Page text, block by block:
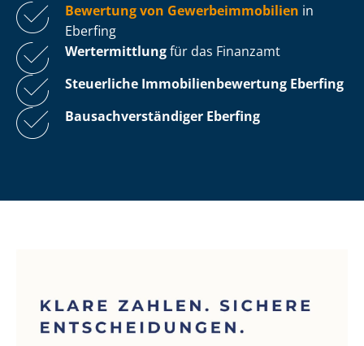
Bewertung von Ge­wer­be­im­mo­bi­li­en in
Eberfing
Wertermittlungfür das Finanzamt
Steuerliche Im­mo­bi­li­en­be­wer­tung Eberfing
Bau­sach­ver­stän­di­ger Eberfing